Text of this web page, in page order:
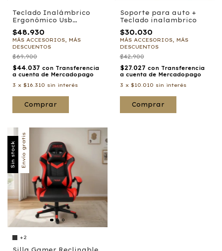
Teclado Inalámbrico
Ergonómico Usb
q90
$48.930
MÁS ACCESORIOS, MÁS
DESCUENTOS
$69.900
$44.037 con Transferencia
a cuenta de Mercadopago
3 x $16.310 sin interés
Soporte para auto +
Teclado inalambrico
$30.030
MÁS ACCESORIOS, MÁS
DESCUENTOS
$42.900
$27.027 con Transferencia
a cuenta de Mercadopago
3 x $10.010 sin interés
Sin stock Envío gratis
+2